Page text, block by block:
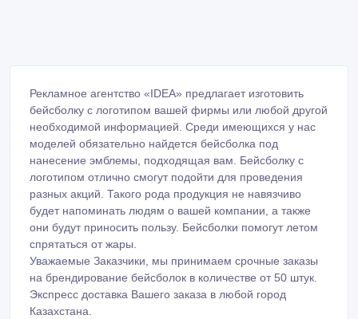
Рекламное агентство «IDEA» предлагает изготовить
бейсболку с логотипом вашей фирмы или любой другой
необходимой информацией. Среди имеющихся у нас
моделей обязательно найдется бейсболка под
нанесение эмблемы, подходящая вам. Бейсболку с
логотипом отлично смогут подойти для проведения
разных акций. Такого рода продукция не навязчиво
будет напоминать людям о вашей компании, а также
они будут приносить пользу. Бейсболки помогут летом
спрятаться от жары.
Уважаемые Заказчики, мы принимаем срочные заказы
на брендирование бейсболок в количестве от 50 штук.
Экспресс доставка Вашего заказа в любой город
Казахстана.